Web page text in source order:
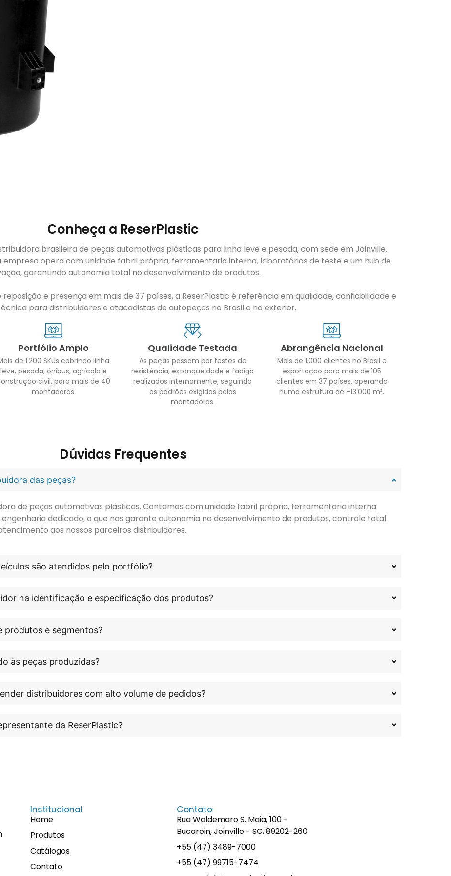
Conheça a ReserPlastic
brasileira de peças automotivas plásticas para linha leve e pesada, com sede em Joinville.
empresa opera com unidade fabril própria, ferramentaria interna, laboratórios de teste e um hub de
garantindo autonomia total no desenvolvimento de produtos.
reposição e presença em mais de 37 países, a ReserPlastic é referência em qualidade, confiabilidade e
para distribuidores e atacadistas de autopeças no Brasil e no exterior.
Portfólio Amplo
de 1.200 SKUs cobrindo linha
leve, pesada, ônibus, agrícola e
civil, para mais de 40
montadoras.
Qualidade Testada
As peças passam por testes de
resistência, estanqueidade e fadiga
realizados internamente, seguindo
os padrões exigidos pelas
montadoras.
Abrangência Nacional
Mais de 1.000 clientes no Brasil e
exportação para mais de 105
clientes em 37 países, operando
numa estrutura de +13.000 m².
Dúvidas Frequentes
das peças?
de peças automotivas plásticas. Contamos com unidade fabril própria, ferramentaria interna
dedicado, o que nos garante autonomia no desenvolvimento de produtos, controle total
aos nossos parceiros distribuidores.
são atendidos pelo portfólio?
na identificação e especificação dos produtos?
produtos e segmentos?
às peças produzidas?
distribuidores com alto volume de pedidos?
da ReserPlastic?
Institucional
Home
Produtos
Catálogos
Contato
Contato
Rua Waldemaro S. Maia, 100 -
Bucarein, Joinville - SC, 89202-260
+55 (47) 3489-7000
+55 (47) 99715-7474